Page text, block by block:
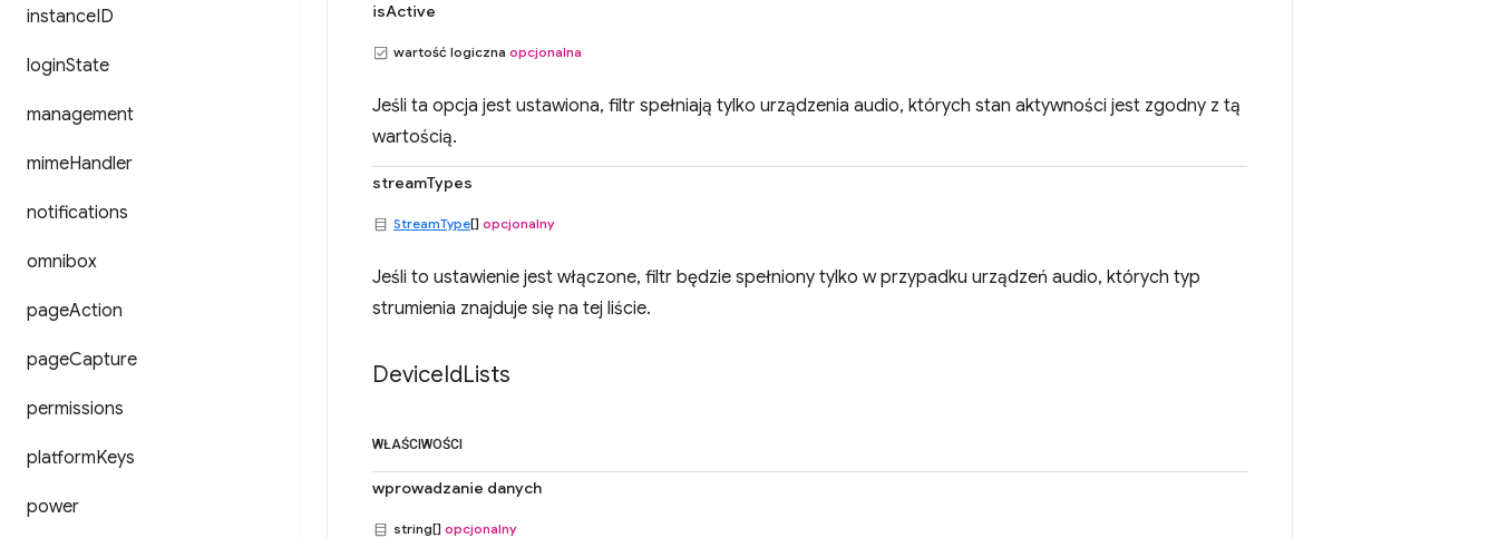
instanceID
loginState
management
mimeHandler
notifications
omnibox
pageAction
pageCapture
permissions
platformKeys
power
isActive
wartość logiczna opcjonalna
Jeśli ta opcja jest ustawiona, filtr spełniają tylko urządzenia audio, których stan aktywności jest zgodny z tą
wartością.
streamTypes
StreamType[] opcjonalny
Jeśli to ustawienie jest włączone, filtr będzie spełniony tylko w przypadku urządzeń audio, których typ
strumienia znajduje się na tej liście.
DeviceIdLists
WŁAŚCIWOŚCI
wprowadzanie danych
string[] opcjonalny